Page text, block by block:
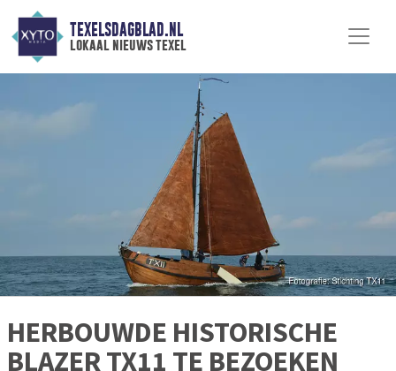
TEXELSDAGBLAD.NL
lokaal nieuws texel
HERBOUWDE HISTORISCHE
BLAZER TX11 TE BEZOEKEN